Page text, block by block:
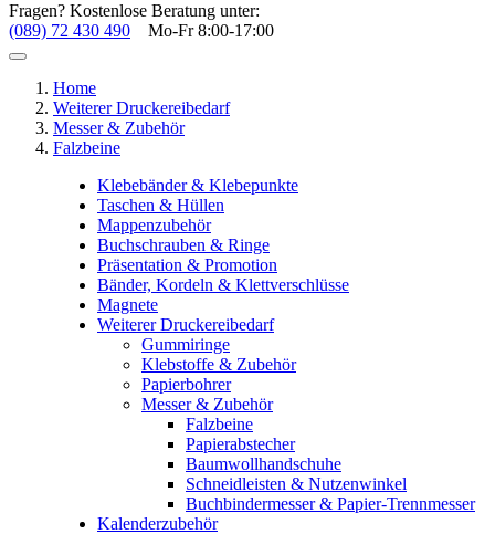
Fragen? Kostenlose Beratung unter:
(089) 72 430 490
Mo-Fr 8:00-17:00
Home
Weiterer Druckereibedarf
Messer & Zubehör
Falzbeine
Klebebänder & Klebepunkte
Taschen & Hüllen
Mappenzubehör
Buchschrauben & Ringe
Präsentation & Promotion
Bänder, Kordeln & Klettverschlüsse
Magnete
Weiterer Druckereibedarf
Gummiringe
Klebstoffe & Zubehör
Papierbohrer
Messer & Zubehör
Falzbeine
Papierabstecher
Baumwollhandschuhe
Schneidleisten & Nutzenwinkel
Buchbindermesser & Papier-Trennmesser
Kalenderzubehör